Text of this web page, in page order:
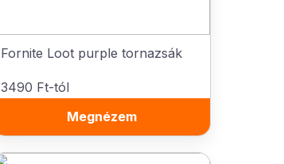
Fornite Loot purple tornazsák
3490 Ft-tól
Megnézem